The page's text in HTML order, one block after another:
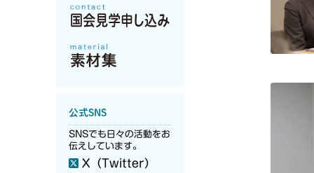
公式SNS
SNSでも日々の活動をお
伝えしています。
X（Twitter）